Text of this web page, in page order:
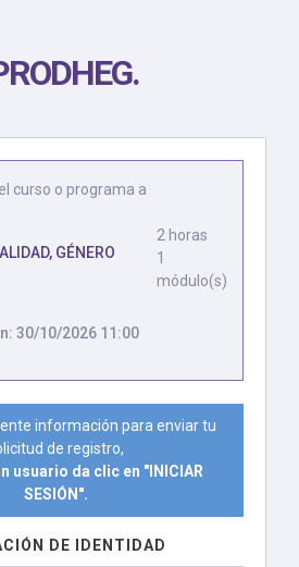
.
curso o programa a
GÉNERO
2 horas
1
módulo(s)
30/10/2026 11:00
información para enviar tu
de registro,
usuario da clic en "INICIAR
SESIÓN".
DE IDENTIDAD